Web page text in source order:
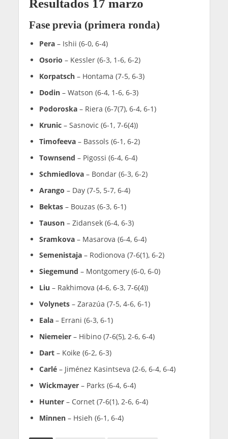
Resultados 17 marzo
Fase previa (primera ronda)
Pera– Ishii (6-0, 6-4)
Osorio – Kessler (6-3, 1-6, 6-2)
Korpatsch– Hontama (7-5, 6-3)
Dodin– Watson (6-4, 1-6, 6-3)
Podoroska– Riera (6-7(7), 6-4, 6-1)
Krunic– Sasnovic (6-1, 7-6(4))
Timofeeva– Bassols (6-1, 6-2)
Townsend – Pigossi (6-4, 6-4)
Schmiedlova– Bondar (6-3, 6-2)
Arango – Day (7-5, 5-7, 6-4)
Bektas– Bouzas (6-3, 6-1)
Tauson– Zidansek (6-4, 6-3)
Sramkova– Masarova (6-4, 6-4)
Semenistaja– Rodionova (7-6(1), 6-2)
Siegemund – Montgomery (6-0, 6-0)
Liu – Rakhimova (4-6, 6-3, 7-6(4))
Volynets– Zarazúa (7-5, 4-6, 6-1)
Eala– Errani (6-3, 6-1)
Niemeier– Hibino (7-6(5), 2-6, 6-4)
Dart– Koike (6-2, 6-3)
Carlé– Jiménez Kasintseva (2-6, 6-4, 6-4)
Wickmayer– Parks (6-4, 6-4)
Hunter– Cornet (7-6(1), 2-6, 6-4)
Minnen– Hsieh (6-1, 6-4)